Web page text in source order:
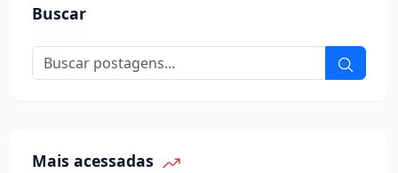
Buscar
Mais acessadas